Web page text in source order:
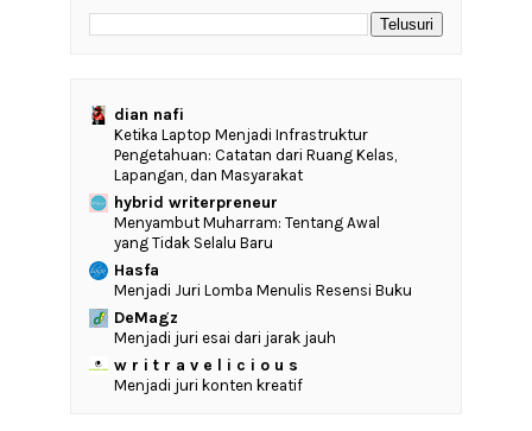
dian nafi
Ketika Laptop Menjadi Infrastruktur
Pengetahuan: Catatan dari Ruang Kelas,
Lapangan, dan Masyarakat
hybrid writerpreneur
Menyambut Muharram: Tentang Awal
yang Tidak Selalu Baru
Hasfa
Menjadi Juri Lomba Menulis Resensi Buku
DeMagz
Menjadi juri esai dari jarak jauh
w r i t r a v e l i c i o u s
Menjadi juri konten kreatif